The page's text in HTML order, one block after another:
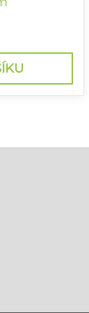
baterie a